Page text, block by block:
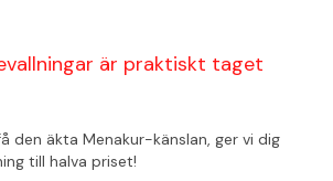
är praktiskt taget
den äkta Menakur-känslan, ger vi dig
till halva priset!